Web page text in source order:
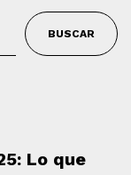
BUSCAR
Lo que